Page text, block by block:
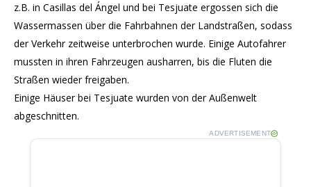
z.B. in Casillas del Ángel und bei Tesjuate ergossen sich die
Wassermassen über die Fahrbahnen der Landstraßen, sodass
der Verkehr zeitweise unterbrochen wurde. Einige Autofahrer
mussten in ihren Fahrzeugen ausharren, bis die Fluten die
Straßen wieder freigaben.
Einige Häuser bei Tesjuate wurden von der Außenwelt
abgeschnitten.
ADVERTISEMENT